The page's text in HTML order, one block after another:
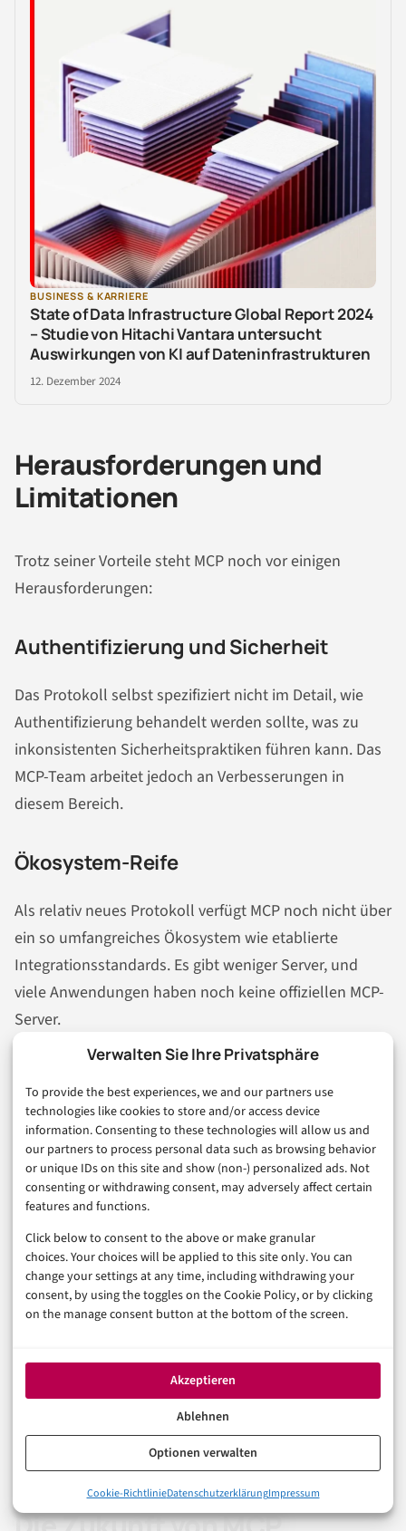
Verwalten Sie Ihre Privatsphäre
To provide the best experiences, we and our partners use
technologies like cookies to store and/or access device
information. Consenting to these technologies will allow us and
our partners to process personal data such as browsing behavior
or unique IDs on this site and show (non-) personalized ads. Not
consenting or withdrawing consent, may adversely affect certain
features and functions.
Click below to consent to the above or make granular
choices. Your choices will be applied to this site only. You can
change your settings at any time, including withdrawing your
consent, by using the toggles on the Cookie Policy, or by clicking
on the manage consent button at the bottom of the screen.
Akzeptieren
Ablehnen
Optionen verwalten
Cookie-RichtlinieDatenschutzerklärungImpressum
BUSINESS & KARRIERE
State of Data Infrastructure Global Report 2024
– Studie von Hitachi Vantara untersucht
Auswirkungen von KI auf Dateninfrastrukturen
12. Dezember 2024
Herausforderungen und
Limitationen
Trotz seiner Vorteile steht MCP noch vor einigen
Herausforderungen:
Authentifizierung und Sicherheit
Das Protokoll selbst spezifiziert nicht im Detail, wie
Authentifizierung behandelt werden sollte, was zu
inkonsistenten Sicherheitspraktiken führen kann. Das
MCP-Team arbeitet jedoch an Verbesserungen in
diesem Bereich.
Ökosystem-Reife
Als relativ neues Protokoll verfügt MCP noch nicht über
ein so umfangreiches Ökosystem wie etablierte
Integrationsstandards. Es gibt weniger Server, und
viele Anwendungen haben noch keine offiziellen MCP-
Server.
In Umgebungen mit hohem Durchsatz könnte die
ständige Serialisierung/Deserialisierung und der
Kontextwechsel zwischen Systemen zu einem Engpass
werden, wenn sie nicht ordnungsgemäß optimiert
sind.
Standardisierungsfragmentierung
mehrere konkurrierende Standards entstehen.
Proprietäre Erweiterungen zu MCP könnten zu Vendor
Lock-in führen und die Flexibilität von
Implementierungen einschränken.
Was ist das Model Context Protocol (MCP)?